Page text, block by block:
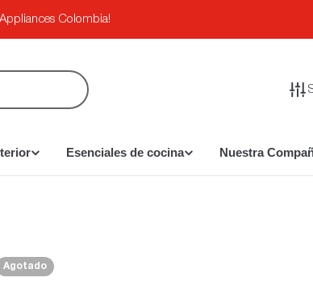
Colombia!
Esenciales de cocina Nuestra
Agotado